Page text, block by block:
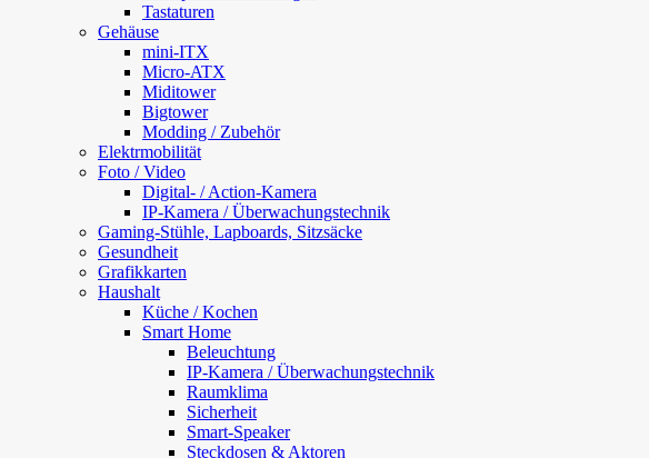
Tastaturen
Gehäuse
mini-ITX
Micro-ATX
Miditower
Bigtower
Modding / Zubehör
Elektrmobilität
Foto / Video
Digital- / Action-Kamera
IP-Kamera / Überwachungstechnik
Gaming-Stühle, Lapboards, Sitzsäcke
Gesundheit
Grafikkarten
Haushalt
Küche / Kochen
Smart Home
Beleuchtung
IP-Kamera / Überwachungstechnik
Raumklima
Sicherheit
Smart-Speaker
Steckdosen & Aktoren